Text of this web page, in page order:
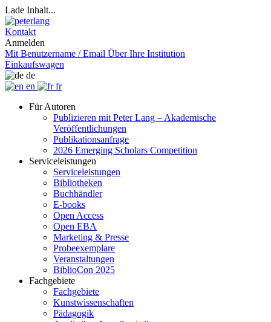
Lade Inhalt...
Kontakt
Anmelden
Mit Benutzername / Email Über Ihre Institution
Einkaufswagen
de
en
fr
Für Autoren
Publizieren mit Peter Lang – Akademische
Veröffentlichungen
Publikationsanfrage
2026 Emerging Scholars Competition
Serviceleistungen
Serviceleistungen
Bibliotheken
Buchhändler
E-books
Open Access
Open EBA
Marketing & Presse
Probeexemplare
Veranstaltungen
BiblioCon 2025
Fachgebiete
Fachgebiete
Kunstwissenschaften
Pädagogik